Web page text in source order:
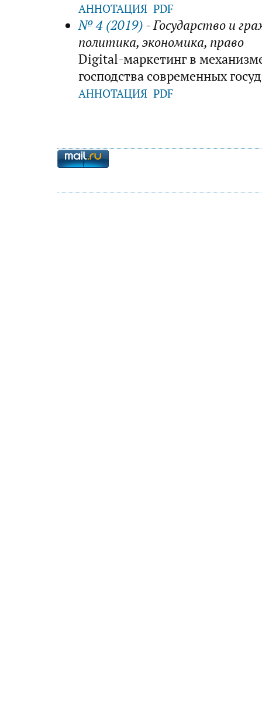
АННОТАЦИЯ PDF
№ 4 (2019) - Государство и
политика, экономика, право
Digital-маркетинг в
господства современных
АННОТАЦИЯ PDF